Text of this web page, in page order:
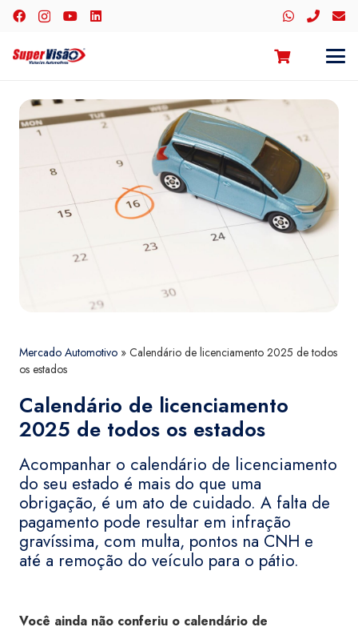
Mercado Automotivo » Calendário de licenciamento 2025 de todos
os estados
Calendário de licenciamento
2025 de todos os estados
Acompanhar o calendário de licenciamento
do seu estado é mais do que uma
obrigação, é um ato de cuidado. A falta de
pagamento pode resultar em infração
gravíssima, com multa, pontos na CNH e
até a remoção do veículo para o pátio.
Você ainda não conferiu o calendário de